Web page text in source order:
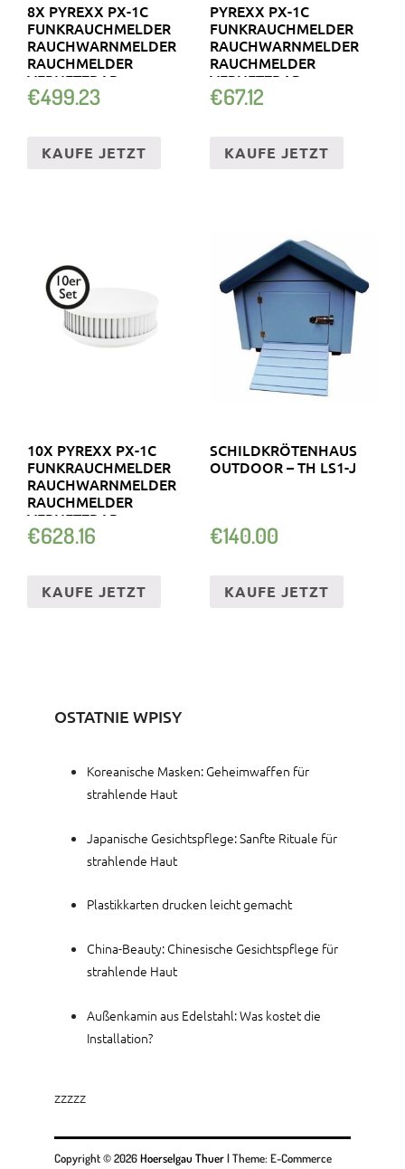
8X PYREXX PX-1C
FUNKRAUCHMELDER
RAUCHWARNMELDER
RAUCHMELDER
VERNETZBAR
€499.23
KAUFE JETZT
PYREXX PX-1C
FUNKRAUCHMELDER
RAUCHWARNMELDER
RAUCHMELDER
VERNETZBAR
€67.12
KAUFE JETZT
10X PYREXX PX-1C
FUNKRAUCHMELDER
RAUCHWARNMELDER
RAUCHMELDER
VERNETZBAR
€628.16
KAUFE JETZT
SCHILDKRÖTENHAUS
OUTDOOR – TH LS1-J
€140.00
KAUFE JETZT
OSTATNIE WPISY
Koreanische Masken: Geheimwaffen für
strahlende Haut
Japanische Gesichtspflege: Sanfte Rituale für
strahlende Haut
Plastikkarten drucken leicht gemacht
China-Beauty: Chinesische Gesichtspflege für
strahlende Haut
Außenkamin aus Edelstahl: Was kostet die
Installation?
zzzzz
Copyright © 2026Hoerselgau Thuer|Theme: E-Commerce